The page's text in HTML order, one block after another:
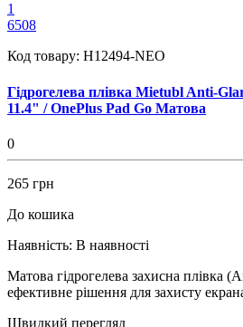
1
6508
Код товару: H12494-NEO
Гідрогелева плівка Mietubl Anti-
11.4" / OnePlus Pad Go Матова
0
265 грн
До кошика
Наявність: В наявності
Матовa гідрогелева захисна плівка
ефективне рішення для захисту
Швидкий перегляд